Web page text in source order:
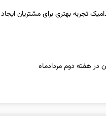
تجربه بهتری برای مشتریان ایجاد
هفته دوم مردادماه